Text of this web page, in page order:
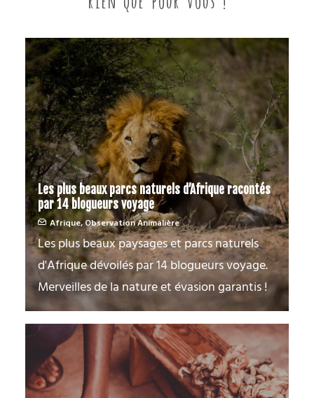
Les plus beaux parcs naturels d’Afrique racontés
par 14 blogueurs voyage
Afrique, Observation Animalière
Les plus beaux paysages et parcs naturels
d'Afrique dévoilés par 14 blogueurs voyage.
Merveilles de la nature et évasion garantis !